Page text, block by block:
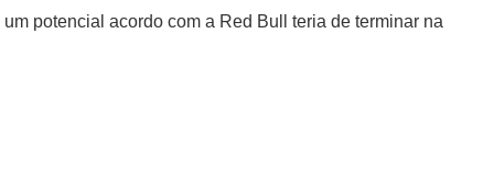
potencial acordo com a Red Bull teria de terminar na